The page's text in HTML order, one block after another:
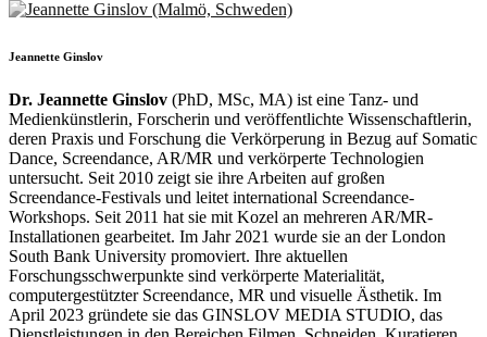
Jeannette Ginslov
Dr. Jeannette Ginslov (PhD, MSc, MA) ist eine Tanz- und
Medienkünstlerin, Forscherin und veröffentlichte Wissenschaftlerin,
deren Praxis und Forschung die Verkörperung in Bezug auf Somatic
Dance, Screendance, AR/MR und verkörperte Technologien
untersucht. Seit 2010 zeigt sie ihre Arbeiten auf großen
Screendance-Festivals und leitet international Screendance-
Workshops. Seit 2011 hat sie mit Kozel an mehreren AR/MR-
Installationen gearbeitet. Im Jahr 2021 wurde sie an der London
South Bank University promoviert. Ihre aktuellen
Forschungsschwerpunkte sind verkörperte Materialität,
computergestützter Screendance, MR und visuelle Ästhetik. Im
April 2023 gründete sie das GINSLOV MEDIA STUDIO, das